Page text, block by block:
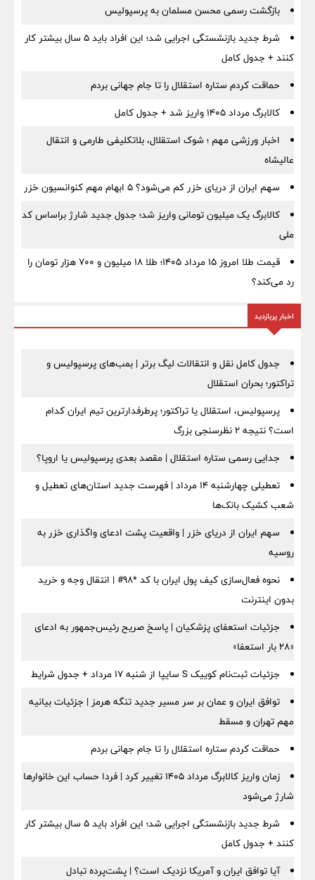
بازگشت رسمی محسن مسلمان به پرسپولیس
شرط جدید بازنشستگی اجرایی شد؛ این افراد باید ۵ سال بیشتر کار
کنند + جدول کامل
حماقت کردم ستاره استقلال را تا جام جهانی بردم
کالابرگ مرداد ۱۴۰۵ واریز شد + جدول کامل
اخبار ورزشی مهم ؛ شوک استقلال، بلاتکلیفی طارمی و انتقال
عالیشاه
سهم ایران از دریای خزر کم می‌شود؟ ۵ ابهام مهم کنوانسیون خزر
کالابرگ یک میلیون تومانی واریز شد؛ جدول جدید شارژ براساس کد
ملی
قیمت طلا امروز ۱۵ مرداد ۱۴۰۵؛ طلا ۱۸ میلیون و ۷۰۰ هزار تومان را
رد می‌کند؟
اخبار پربازدید
جدول کامل نقل و انتقالات لیگ برتر | بمب‌های پرسپولیس و
تراکتور؛ بحران استقلال
پرسپولیس، استقلال یا تراکتور؛ پرطرفدارترین تیم ایران کدام
است؟ نتیجه ۲ نظرسنجی بزرگ
جدایی رسمی ستاره استقلال | مقصد بعدی پرسپولیس یا اروپا؟
تعطیلی چهارشنبه ۱۴ مرداد | فهرست جدید استان‌های تعطیل و
شعب کشیک بانک‌ها
سهم ایران از دریای خزر | واقعیت پشت ادعای واگذاری خزر به
روسیه
نحوه فعال‌سازی کیف پول ایران با کد *98# | انتقال وجه و خرید
بدون اینترنت
جزئیات استعفای پزشکیان | پاسخ صریح رئیس‌جمهور به ادعای
«۲۸ بار استعفا»
جزئیات ثبت‌نام کوییک S سایپا از شنبه ۱۷ مرداد + جدول شرایط
توافق ایران و عمان بر سر مسیر جدید تنگه هرمز | جزئیات بیانیه
مهم تهران و مسقط
حماقت کردم ستاره استقلال را تا جام جهانی بردم
زمان واریز کالابرگ مرداد ۱۴۰۵ تغییر کرد | فردا حساب این خانوارها
شارژ می‌شود
شرط جدید بازنشستگی اجرایی شد؛ این افراد باید ۵ سال بیشتر کار
کنند + جدول کامل
آیا توافق ایران و آمریکا نزدیک است؟ | پشت‌پرده تبادل